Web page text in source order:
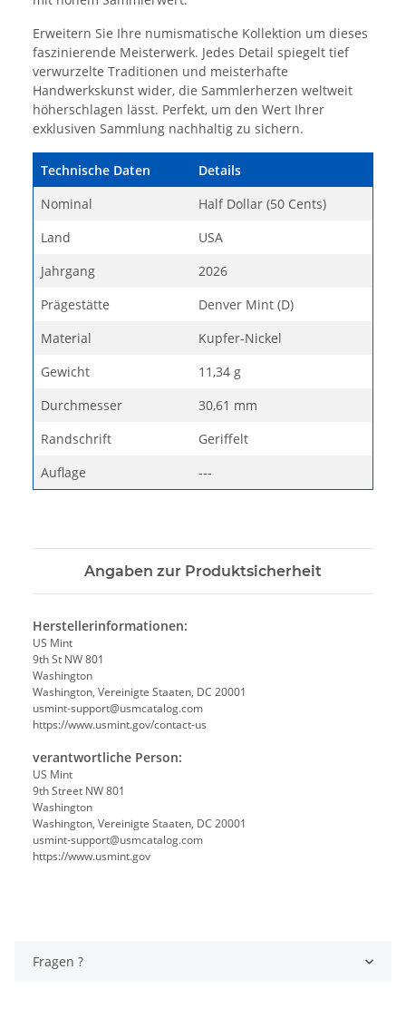
Erweitern Sie Ihre numismatische Kollektion um dieses
faszinierende Meisterwerk. Jedes Detail spiegelt tief
verwurzelte Traditionen und meisterhafte
Handwerkskunst wider, die Sammlerherzen weltweit
höherschlagen lässt. Perfekt, um den Wert Ihrer
exklusiven Sammlung nachhaltig zu sichern.
Technische Daten
Details
Nominal
Half Dollar (50 Cents)
Land
USA
Jahrgang
2026
Prägestätte
Denver Mint (D)
Material
Kupfer-Nickel
Gewicht
11,34 g
Durchmesser
30,61 mm
Randschrift
Geriffelt
Auflage
---
Angaben zur Produktsicherheit
Herstellerinformationen:
US Mint
9th St NW 801
Washington
Washington, Vereinigte Staaten, DC 20001
usmint-support@usmcatalog.com
https://www.usmint.gov/contact-us
verantwortliche Person:
US Mint
9th Street NW 801
Washington
Washington, Vereinigte Staaten, DC 20001
usmint-support@usmcatalog.com
https://www.usmint.gov
Fragen ?